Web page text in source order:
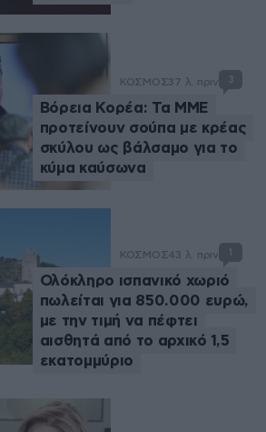
ΚΟΣΜΟΣ37 λ. πριν 3
Βόρεια Κορέα: Τα ΜΜΕ
προτείνουν σούπα με κρέας
σκύλου ως βάλσαμο για το
κύμα καύσωνα
ΚΟΣΜΟΣ43 λ. πριν 1
Ολόκληρο ισπανικό χωριό
πωλείται για 850.000 ευρώ,
με την τιμή να πέφτει
αισθητά από το αρχικό 1,5
εκατομμύριο